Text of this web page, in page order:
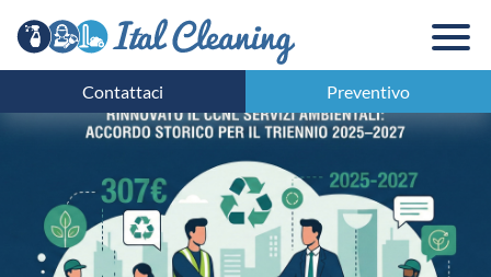
Contattaci Preventivo